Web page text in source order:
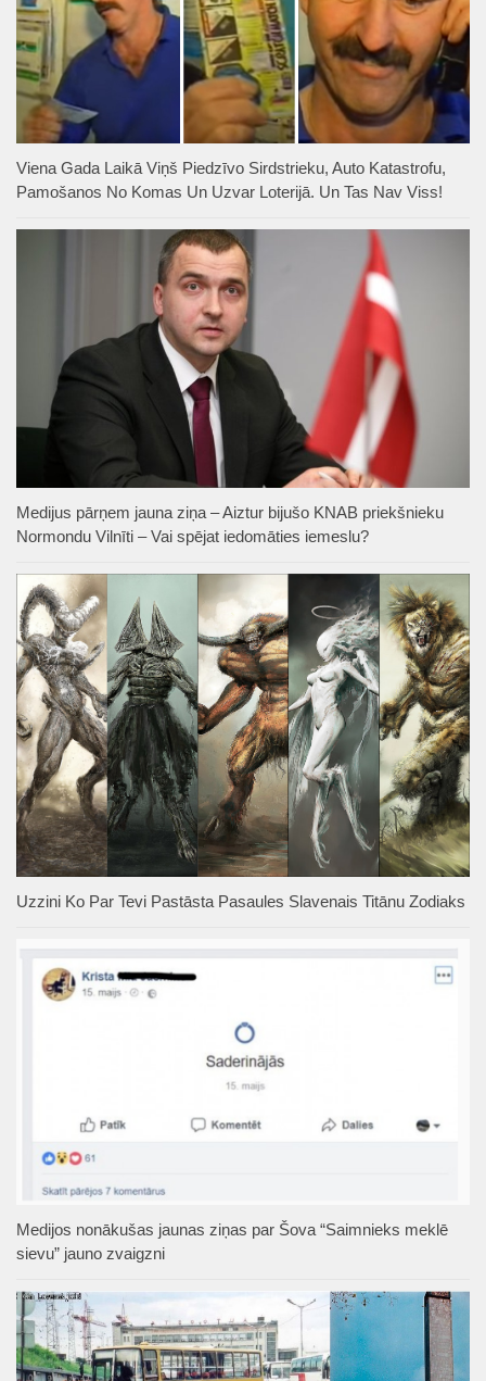
Viena Gada Laikā Viņš Piedzīvo Sirdstrieku, Auto Katastrofu,
Pamošanos No Komas Un Uzvar Loterijā. Un Tas Nav Viss!
Medijus pārņem jauna ziņa – Aiztur bijušo KNAB priekšnieku
Normondu Vilnīti – Vai spējat iedomāties iemeslu?
Uzzini Ko Par Tevi Pastāsta Pasaules Slavenais Titānu Zodiaks
Medijos nonākušas jaunas ziņas par Šova “Saimnieks meklē
sievu” jauno zvaigzni